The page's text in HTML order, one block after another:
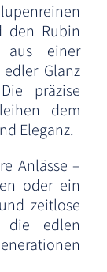
den Rubin
aus einer
Glanz
präzise
dem
Eleganz.
Anlässe –
oder ein
zeitlose
die edlen